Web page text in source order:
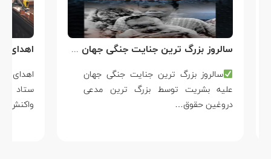
سالروز بزرگ ترین جنایت جنگی جهان علیه بشریت توسط بزرگ ترین مدعی دروغین حقوق بشر
سالروز بزرگ ترین جنایت جنگی جهان
علیه بشریت توسط بزرگ ترین مدعی
دروغین حقوق…
واکنش…